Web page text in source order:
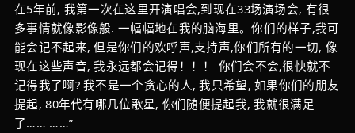
在5年前, 我第一次在这里开演唱会,到现在33场演场会, 有很
多事情就像影像般. 一幅幅地在我的脑海里。你们的样子,我可
能会记不起来, 但是你们的欢呼声,支持声,你们所有的一切, 像
现在这些声音, 我永远都会记得！！！ 你们会不会,很快就不
记得我了啊? 我不是一个贪心的人, 我只希望, 如果你们的朋友
提起, 80年代有哪几位歌星, 你们随便提起我, 我就很满足
了…… ……”